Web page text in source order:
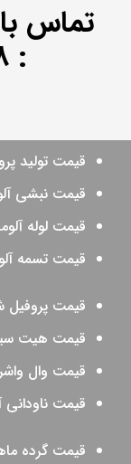
تماس
:
قیمت تولید
قیمت نبشی
قیمت لوله
قیمت تسمه
قیمت پروفیل
قیمت هیت
قیمت وال
قیمت ناودانی
قیمت گرده